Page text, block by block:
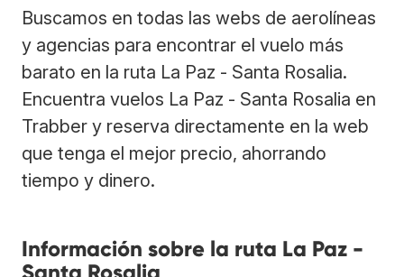
Buscamos en todas las webs de aerolíneas
y agencias para encontrar el vuelo más
barato en la ruta La Paz - Santa Rosalia.
Encuentra vuelos La Paz - Santa Rosalia en
Trabber y reserva directamente en la web
que tenga el mejor precio, ahorrando
tiempo y dinero.
Información sobre la ruta La Paz -